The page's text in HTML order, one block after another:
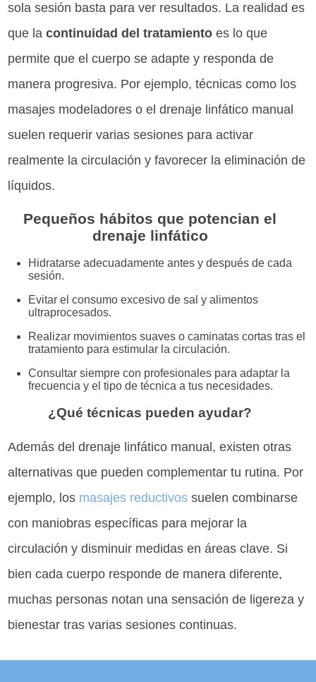
sola sesión basta para ver resultados. La realidad es
que lacontinuidad del tratamiento es lo que
permite que el cuerpo se adapte y responda de
manera progresiva. Por ejemplo, técnicas como los
masajes modeladores o el drenaje linfático manual
suelen requerir varias sesiones para activar
realmente la circulación y favorecer la eliminación de
líquidos.
Pequeños hábitos que potencian el
drenaje linfático
Hidratarse adecuadamente antes y después de cada
sesión.
Evitar el consumo excesivo de sal y alimentos
ultraprocesados.
Realizar movimientos suaves o caminatas cortas tras el
tratamiento para estimular la circulación.
Consultar siempre con profesionales para adaptar la
frecuencia y el tipo de técnica a tus necesidades.
¿Qué técnicas pueden ayudar?
Además del drenaje linfático manual, existen otras
alternativas que pueden complementar tu rutina. Por
ejemplo, los masajes reductivos suelen combinarse
con maniobras específicas para mejorar la
circulación y disminuir medidas en áreas clave. Si
bien cada cuerpo responde de manera diferente,
muchas personas notan una sensación de ligereza y
bienestar tras varias sesiones continuas.